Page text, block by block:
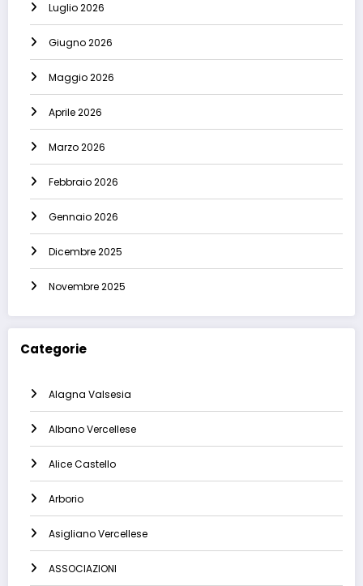
Luglio 2026
Giugno 2026
Maggio 2026
Aprile 2026
Marzo 2026
Febbraio 2026
Gennaio 2026
Dicembre 2025
Novembre 2025
Categorie
Alagna Valsesia
Albano Vercellese
Alice Castello
Arborio
Asigliano Vercellese
ASSOCIAZIONI